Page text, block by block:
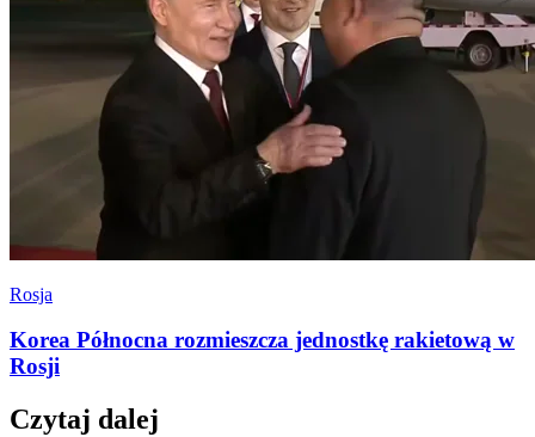
Rosja
Korea Północna rozmieszcza jednostkę rakietową w
Rosji
Czytaj dalej